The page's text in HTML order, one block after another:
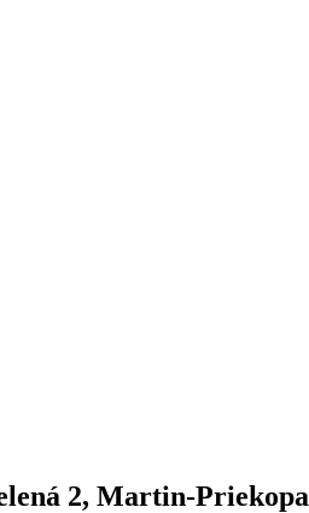
2, Martin-Priekopa